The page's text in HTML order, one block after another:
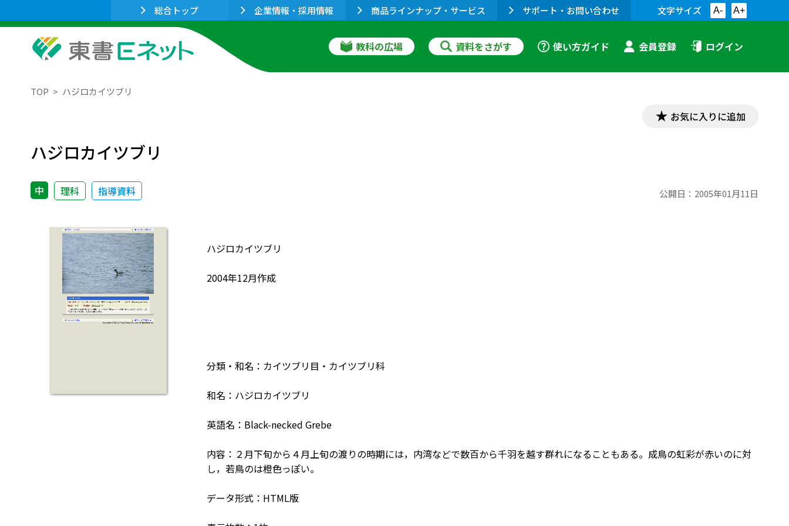
総合トップ 企業情報・採用情報 商品ラインナップ・サービス サポート・お問い合わせ 文字サイズ A- A+
教科の広場 資料をさがす 使い方ガイド 会員登録 ログイン
TOP ハジロカイツブリ
お気に入りに追加
ハジロカイツブリ
中 理科 指導資料 公開日： 2005年01月11日
ハジロカイツブリ
2004年12月作成
分類・和名：カイツブリ目・カイツブリ科
和名：ハジロカイツブリ
英語名：Black-necked Grebe
内容：２月下旬から４月上旬の渡りの時期には，内湾などで数百から千羽を越す群れになることもある。成鳥の虹彩が赤いのに対
し，若鳥のは橙色っぽい。
データ形式：HTML版